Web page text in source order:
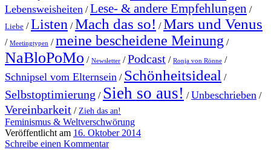
Lebensweisheiten /Lese- & andere Empfehlungen /
Liebe /Listen /Mach das so! /Mars und Venus
/ Meetingtypen /meine bescheidene Meinung /
NaBloPoMo / Newsletter /Podcast / Ronja von Rönne /
Schnipsel vom Elternsein / Schönheitsideal /
Selbstoptimierung / Sieh so aus! /Unbeschrieben /
Vereinbarkeit / Zieh das an!
Feminismus & Weltverschwörung
Veröffentlicht am 16. Oktober 2014
Schreibe einen Kommentar